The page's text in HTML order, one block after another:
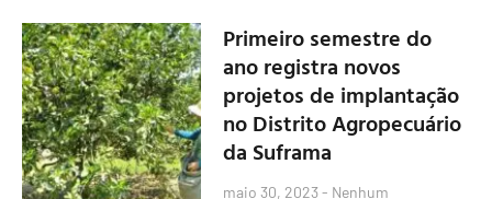
Primeiro semestre do
ano registra novos
projetos de implantação
no Distrito Agropecuário
da Suframa
maio 30, 2023 Nenhum